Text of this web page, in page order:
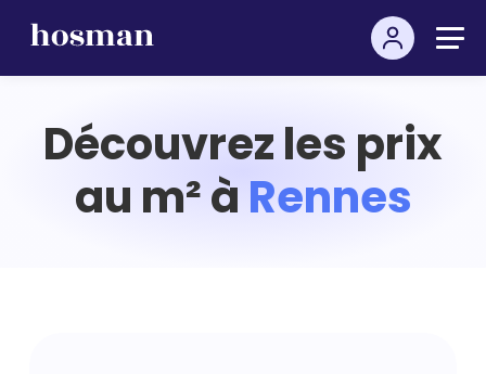
Découvrez les prix
au m² à Rennes